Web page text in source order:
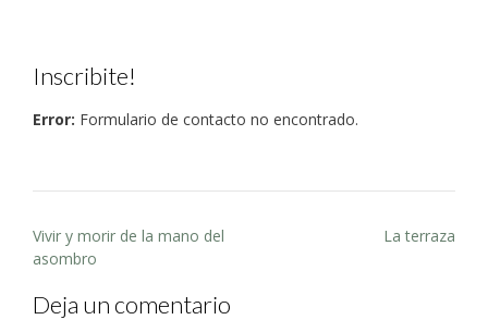
Inscribite!
Error: Formulario de contacto no encontrado.
Post
navigation
Vivir y morir de la mano del
asombro
La terraza
Deja un comentario